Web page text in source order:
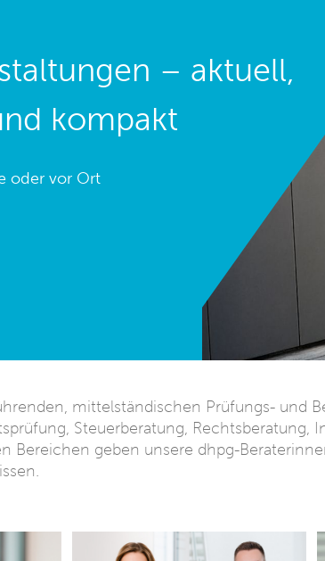
– aktuell,
kompakt
oder vor Ort
mittelständischen Prüfungs- und
Steuerberatung, Rechtsberatung,
Bereichen geben unsere dhpg-